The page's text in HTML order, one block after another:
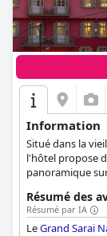
Information
Situé dans la
l'hôtel propose
panoramique
Résumé des
Résumé par IA
LeGrand Sarai